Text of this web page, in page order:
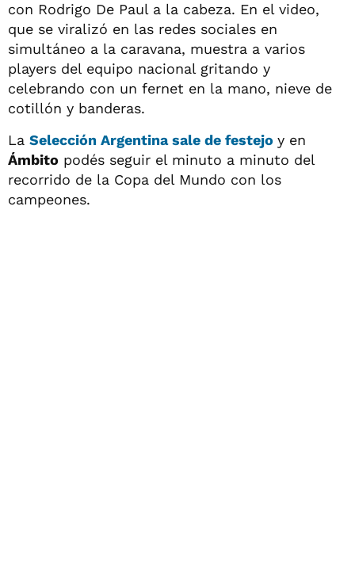
con Rodrigo De Paul a la cabeza. En el video,
que se viralizó en las redes sociales en
simultáneo a la caravana, muestra a varios
players del equipo nacional gritando y
celebrando con un fernet en la mano, nieve de
cotillón y banderas.
La Selección Argentina sale de festejo y en
Ámbito podés seguir el minuto a minuto del
recorrido de la Copa del Mundo con los
campeones.